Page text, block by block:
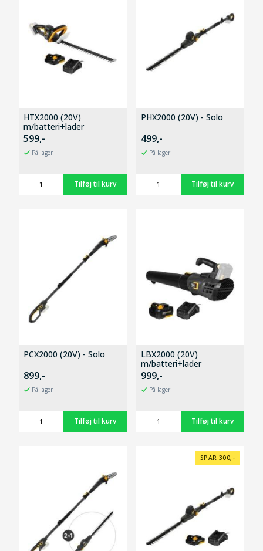
HTX2000 (20V)
m/batteri+lader
599,-
På lager
PHX2000 (20V) - Solo
499,-
På lager
PCX2000 (20V) - Solo
899,-
På lager
LBX2000 (20V)
m/batteri+lader
999,-
På lager
SPAR 300,-